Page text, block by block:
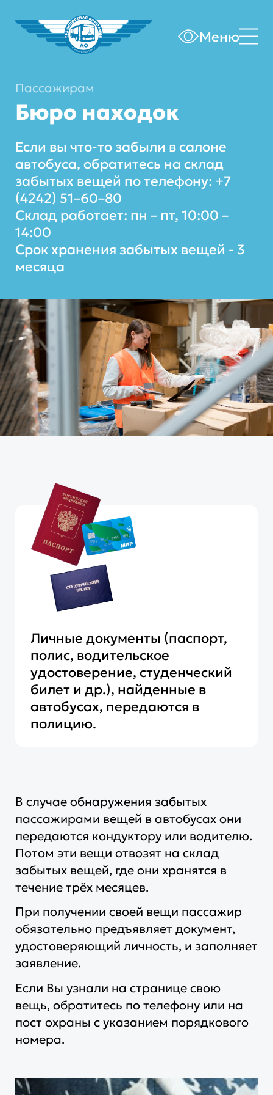
Меню
Пассажирам
Бюро находок
Если вы что-то забыли в салоне
автобуса, обратитесь на склад
забытых вещей по телефону: +7
(4242) 51–60–80
Склад работает: пн – пт, 10:00 –
14:00
Срок хранения забытых вещей - 3
месяца
Личные документы (паспорт,
полис, водительское
удостоверение, студенческий
билет и др.), найденные в
автобусах, передаются в
полицию.
В случае обнаружения забытых
пассажирами вещей в автобусах они
передаются кондуктору или водителю.
Потом эти вещи отвозят на склад
забытых вещей, где они хранятся в
течение трёх месяцев.
При получении своей вещи пассажир
обязательно предъявляет документ,
удостоверяющий личность, и заполняет
заявление.
Если Вы узнали на странице свою
вещь, обратитесь по телефону или на
пост охраны с указанием порядкового
номера.